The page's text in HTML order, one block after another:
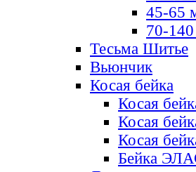
45-65
70-
Тесьма Шитье
Вьюнчик
Косая бейка
Косая
Косая
Косая
Бейка